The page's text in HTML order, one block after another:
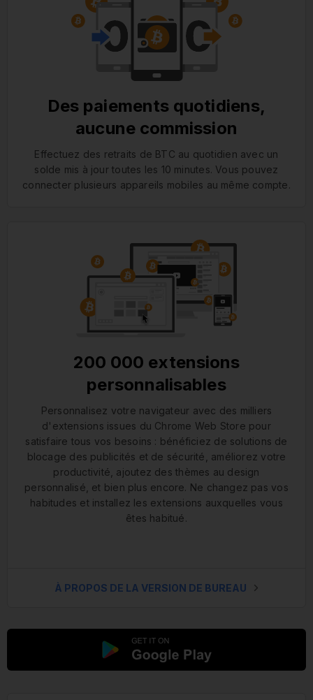
Des paiements quotidiens,
aucune commission
Effectuez des retraits de BTC au quotidien avec un
solde mis à jour toutes les 10 minutes. Vous pouvez
connecter plusieurs appareils mobiles au même compte.
200 000 extensions
personnalisables
Personnalisez votre navigateur avec des milliers
d'extensions issues du Chrome Web Store pour
satisfaire tous vos besoins : bénéficiez de solutions de
blocage des publicités et de sécurité, améliorez votre
productivité, ajoutez des thèmes au design
personnalisé, et bien plus encore. Ne changez pas vos
habitudes et installez les extensions auxquelles vous
êtes habitué.
À PROPOS DE LA VERSION DE BUREAU